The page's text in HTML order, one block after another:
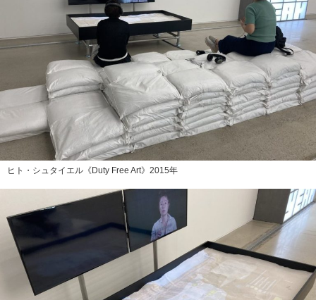
ヒト・シュタイエル《Duty Free Art》2015年